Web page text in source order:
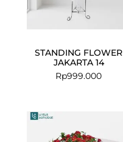
STANDING FLOWER
JAKARTA 14
Rp999.000